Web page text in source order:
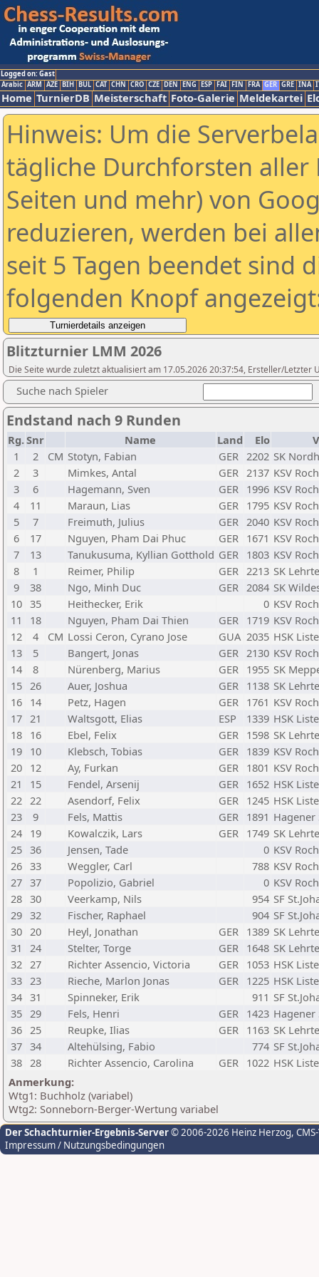
Logged on: Gast
Arabic ARM AZE BIH BUL CAT CHN CRO CZE DEN ENG ESP FAI FIN FRA GER GRE INA
Home TurnierDB Meisterschaft Foto-Galerie Meldekartei
Hinweis: Um die
tägliche Durchforsten aller
Seiten und mehr) von
reduzieren, werden bei
seit 5 Tagen beendet sind
folgenden Knopf
Blitzturnier LMM 2026
Die Seite wurde zuletzt aktualisiert am 17.05.2026 20:37:54, Ersteller/Letzter
Suche nach Spieler
Endstand nach 9 Runden
Rg.Snr Name Land Elo
1
2 CM Stotyn, Fabian GER 2202 SK
2
3 Mimkes, Antal GER 2137 KSV
3
6 Hagemann, Sven GER 1996 KSV
4
11 Maraun, Lias GER 1795 KSV
5
7 Freimuth, Julius GER 2040 KSV
6
17 Nguyen, Pham Dai Phuc GER 1671 KSV
7
13 Tanukusuma, Kyllian Gotthold GER 1803 KSV
8
1 Reimer, Philip GER 2213 SK
9
38 Ngo, Minh Duc GER 2084 SK
10 35 Heithecker, Erik 0 KSV
11
18 Nguyen, Pham Dai Thien GER 1719 KSV
12
4 CM Lossi Ceron, Cyrano Jose GUA 2035 HSK
13
5 Bangert, Jonas GER 2130 KSV
14
8 Nürenberg, Marius GER 1955 SK
15 26 Auer, Joshua GER 1138 SK
16 14 Petz, Hagen GER 1761 KSV
17 21 Waltsgott, Elias ESP 1339 HSK
18 16 Ebel, Felix GER 1598 SK
19 10 Klebsch, Tobias GER 1839 KSV
20 12 Ay, Furkan GER 1801 KSV
21
15 Fendel, Arsenij GER 1652 HSK
22 22 Asendorf, Felix GER 1245 HSK
23
9 Fels, Mattis GER 1891 Hagener
24 19 Kowalczik, Lars GER 1749 SK
25 36 Jensen, Tade 0 KSV
26 33 Weggler, Carl 788 KSV
27 37 Popolizio, Gabriel 0 KSV
28 30 Veerkamp, Nils 954 SF
29 32 Fischer, Raphael 904 SF
30 20 Heyl, Jonathan GER 1389 SK
31
24 Stelter, Torge GER 1648 SK
32 27 Richter Assencio, Victoria GER 1053 HSK
33 23 Rieche, Marlon Jonas GER 1225 HSK
34 31 Spinneker, Erik 911 SF
35 29 Fels, Henri GER 1423 Hagener
36 25 Reupke, Ilias GER 1163 SK
37 34 Altehülsing, Fabio 774 SF
38 28 Richter Assencio, Carolina GER 1022 HSK
Anmerkung:
Wtg1: Buchholz (variabel)
Wtg2: Sonneborn-Berger-Wertung variabel
Der Schachturnier-Ergebnis-Server© 2006-2026 Heinz Herzog,
Impressum / Nutzungsbedingungen